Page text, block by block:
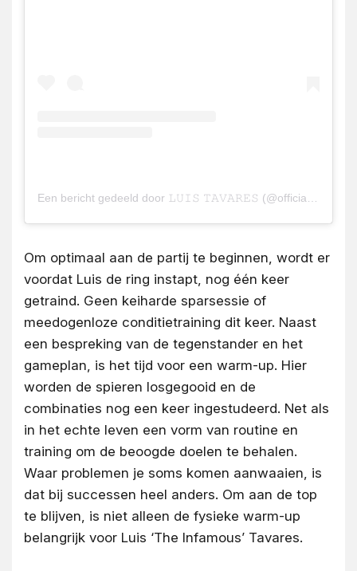
Om optimaal aan de partij te beginnen, wordt er
voordat Luis de ring instapt, nog één keer
getraind. Geen keiharde sparsessie of
meedogenloze conditietraining dit keer. Naast
een bespreking van de tegenstander en het
gameplan, is het tijd voor een warm-up. Hier
worden de spieren losgegooid en de
combinaties nog een keer ingestudeerd. Net als
in het echte leven een vorm van routine en
training om de beoogde doelen te behalen.
Waar problemen je soms komen aanwaaien, is
dat bij successen heel anders. Om aan de top
te blijven, is niet alleen de fysieke warm-up
belangrijk voor Luis ‘The Infamous’ Tavares.